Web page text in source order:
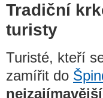
Tradiční
turisty
Turisté, kteří
zamířit do